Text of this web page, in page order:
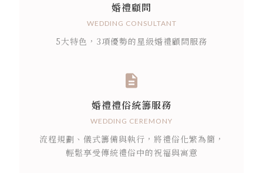
婚禮顧問
WEDDING CONSULTANT
5大特色，3項優勢的星級婚禮顧問服務
婚禮禮俗統籌服務
WEDDING CEREMONY
流程規劃、儀式籌備與執行，將禮俗化繁為簡，
輕鬆享受傳統禮俗中的祝福與寓意